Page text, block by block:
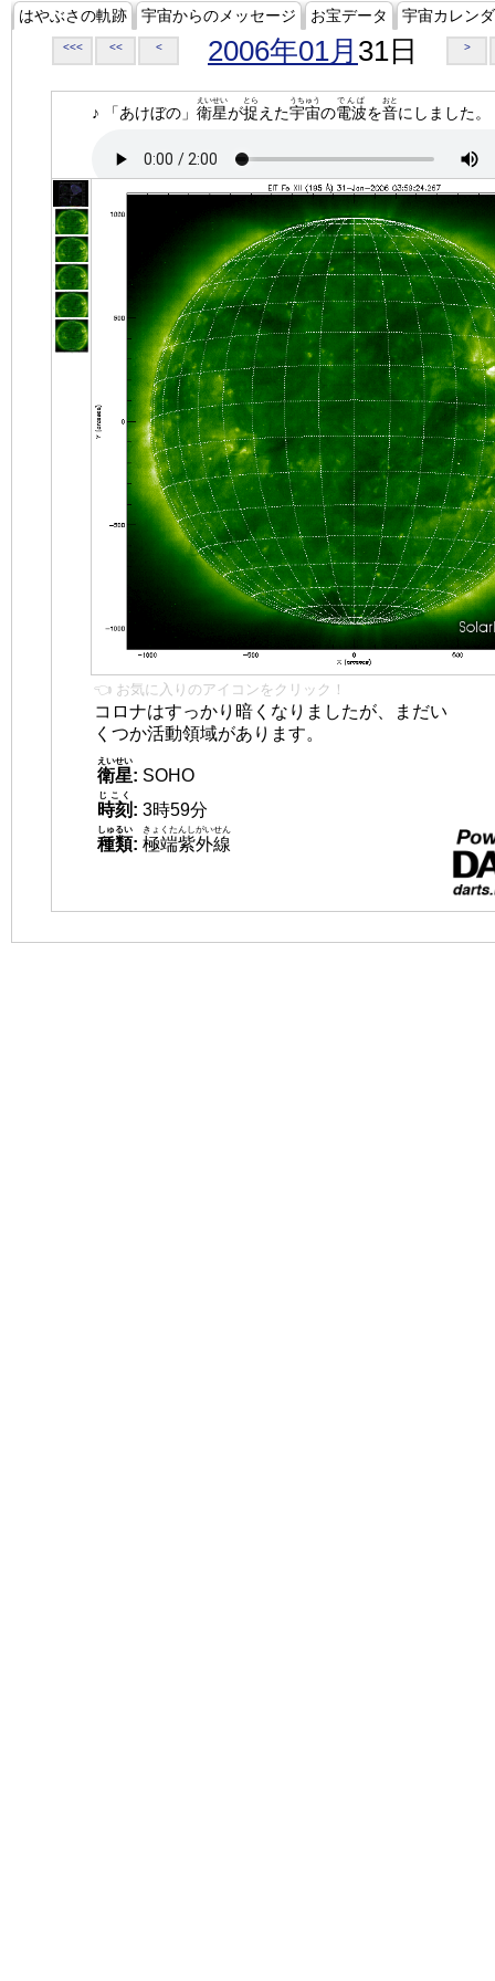
はやぶさの軌跡 宇宙からのメッセージ お宝データ 宇宙カレン
<<< << < 2006年01月 31日 >
♪ 「あけぼの」 衛星
えいせい
が捉
とら
えた宇宙
うちゅう
の電波
でんぱ
を音
おと
にしました。
👈 お気に入りのアイコンをクリック！
コロナはすっかり暗くなりましたが、まだい
くつか活動領域があります。
衛星
えいせい
: SOHO
時刻
じこく
: 3時59分
種類
しゅるい
: 極端紫外線
きょくたんしがいせん